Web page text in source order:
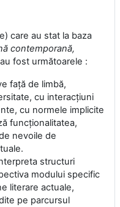
care au stat la baza
contemporană,
fost următoarele :
faţă de limbă,
cu interacţiuni
cu normele implicite
funcţionalitatea,
nevoile de
structuri
modului specific
literare actuale,
pe parcursul